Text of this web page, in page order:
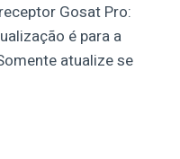
Gosat Pro:
é para a
atualize se